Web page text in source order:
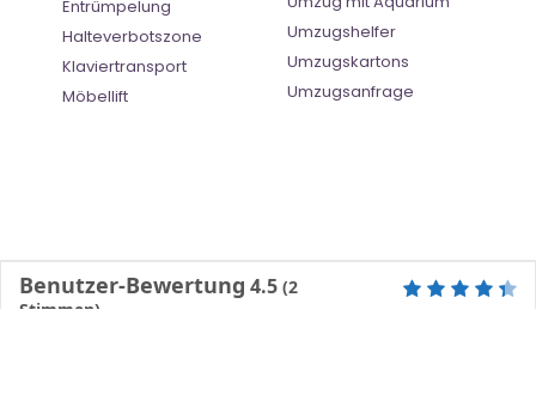
Entrümpelung
Halteverbotszone
Klaviertransport
Möbellift
Umzugshelfer
Umzugskartons
Umzugsanfrage
Benutzer-Bewertung 4.5 (2
Stimmen)